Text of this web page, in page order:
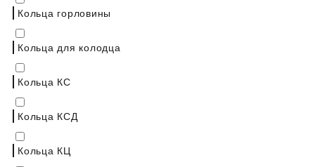
Кольца горловины
Кольца для колодца
Кольца КС
Кольца КСД
Кольца КЦ